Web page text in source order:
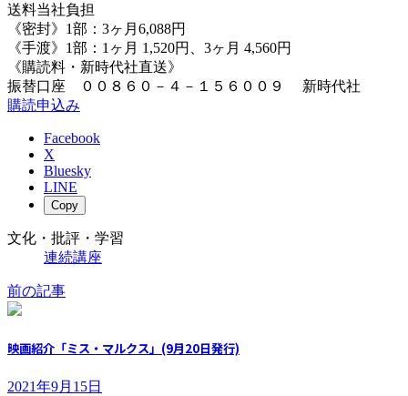
送料当社負担
《密封》1部：3ヶ月6,088円
《手渡》1部：1ヶ月 1,520円、3ヶ月 4,560円
《購読料・新時代社直送》
振替口座 ００８６０－４－１５６００９ 新時代社
購読申込み
Facebook
X
Bluesky
LINE
Copy
文化・批評・学習
連続講座
前の記事
映画紹介「ミス・マルクス」(9月20日発行)
2021年9月15日